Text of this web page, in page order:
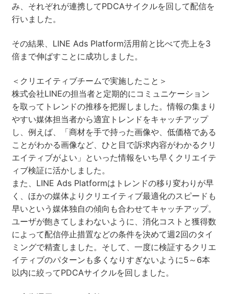
み、それぞれが連携してPDCAサイクルを回して配信を
行いました。
その結果、LINE Ads Platform活用前と比べて売上を3
倍まで伸ばすことに成功しました。
＜クリエイティブチームで実施したこと＞
株式会社LINEの担当者と定期的にコミュニケーション
を取ってトレンドの推移を把握しました。情報の集まり
やすい媒体担当者から適宜トレンドをキャッチアップ
し、例えば、「商材を手で持った画像や、低価格である
ことがわかる画像など、ひと目で訴求内容がわかるクリ
エイティブがよい」といった情報をいち早くクリエイテ
ィブ検証に活かしました。
また、LINE Ads Platformはトレンドの移り変わりが早
く、ほかの媒体よりクリエイティブ最適化のスピードも
早いという媒体独自の傾向も合わせてキャッチアップ。
ユーザが飽きてしまわないように、消化コストと獲得数
によって配信停止措置などの条件を決めて週2回のタイ
ミングで精査しました。そして、一度に検証するクリエ
イティブのパターンも多くなりすぎないように5～6本
以内に絞ってPDCAサイクルを回しました。